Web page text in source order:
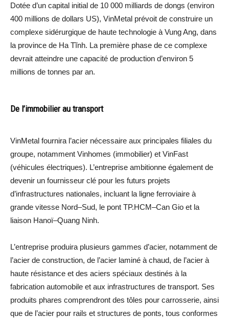
Dotée d’un capital initial de 10 000 milliards de dongs (environ
400 millions de dollars US), VinMetal prévoit de construire un
complexe sidérurgique de haute technologie à Vung Ang, dans
la province de Ha Tĩnh. La première phase de ce complexe
devrait atteindre une capacité de production d’environ 5
millions de tonnes par an.
De l’immobilier au transport
VinMetal fournira l’acier nécessaire aux principales filiales du
groupe, notamment Vinhomes (immobilier) et VinFast
(véhicules électriques). L’entreprise ambitionne également de
devenir un fournisseur clé pour les futurs projets
d’infrastructures nationales, incluant la ligne ferroviaire à
grande vitesse Nord–Sud, le pont TP.HCM–Can Gio et la
liaison Hanoï–Quang Ninh.
L’entreprise produira plusieurs gammes d’acier, notamment de
l’acier de construction, de l’acier laminé à chaud, de l’acier à
haute résistance et des aciers spéciaux destinés à la
fabrication automobile et aux infrastructures de transport. Ses
produits phares comprendront des tôles pour carrosserie, ainsi
que de l’acier pour rails et structures de ponts, tous conformes